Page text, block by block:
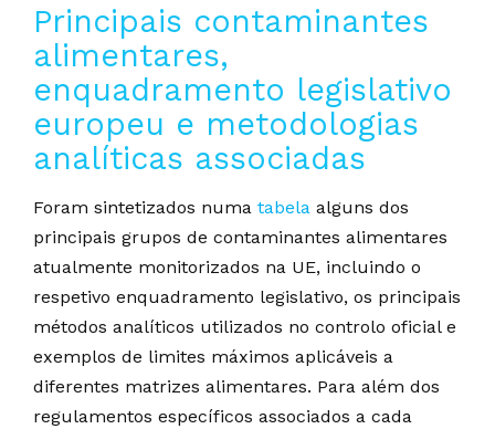
Principais contaminantes
alimentares,
enquadramento legislativo
europeu e metodologias
analíticas associadas
Foram sintetizados numa tabela alguns dos
principais grupos de contaminantes alimentares
atualmente monitorizados na UE, incluindo o
respetivo enquadramento legislativo, os principais
métodos analíticos utilizados no controlo oficial e
exemplos de limites máximos aplicáveis a
diferentes matrizes alimentares. Para além dos
regulamentos específicos associados a cada